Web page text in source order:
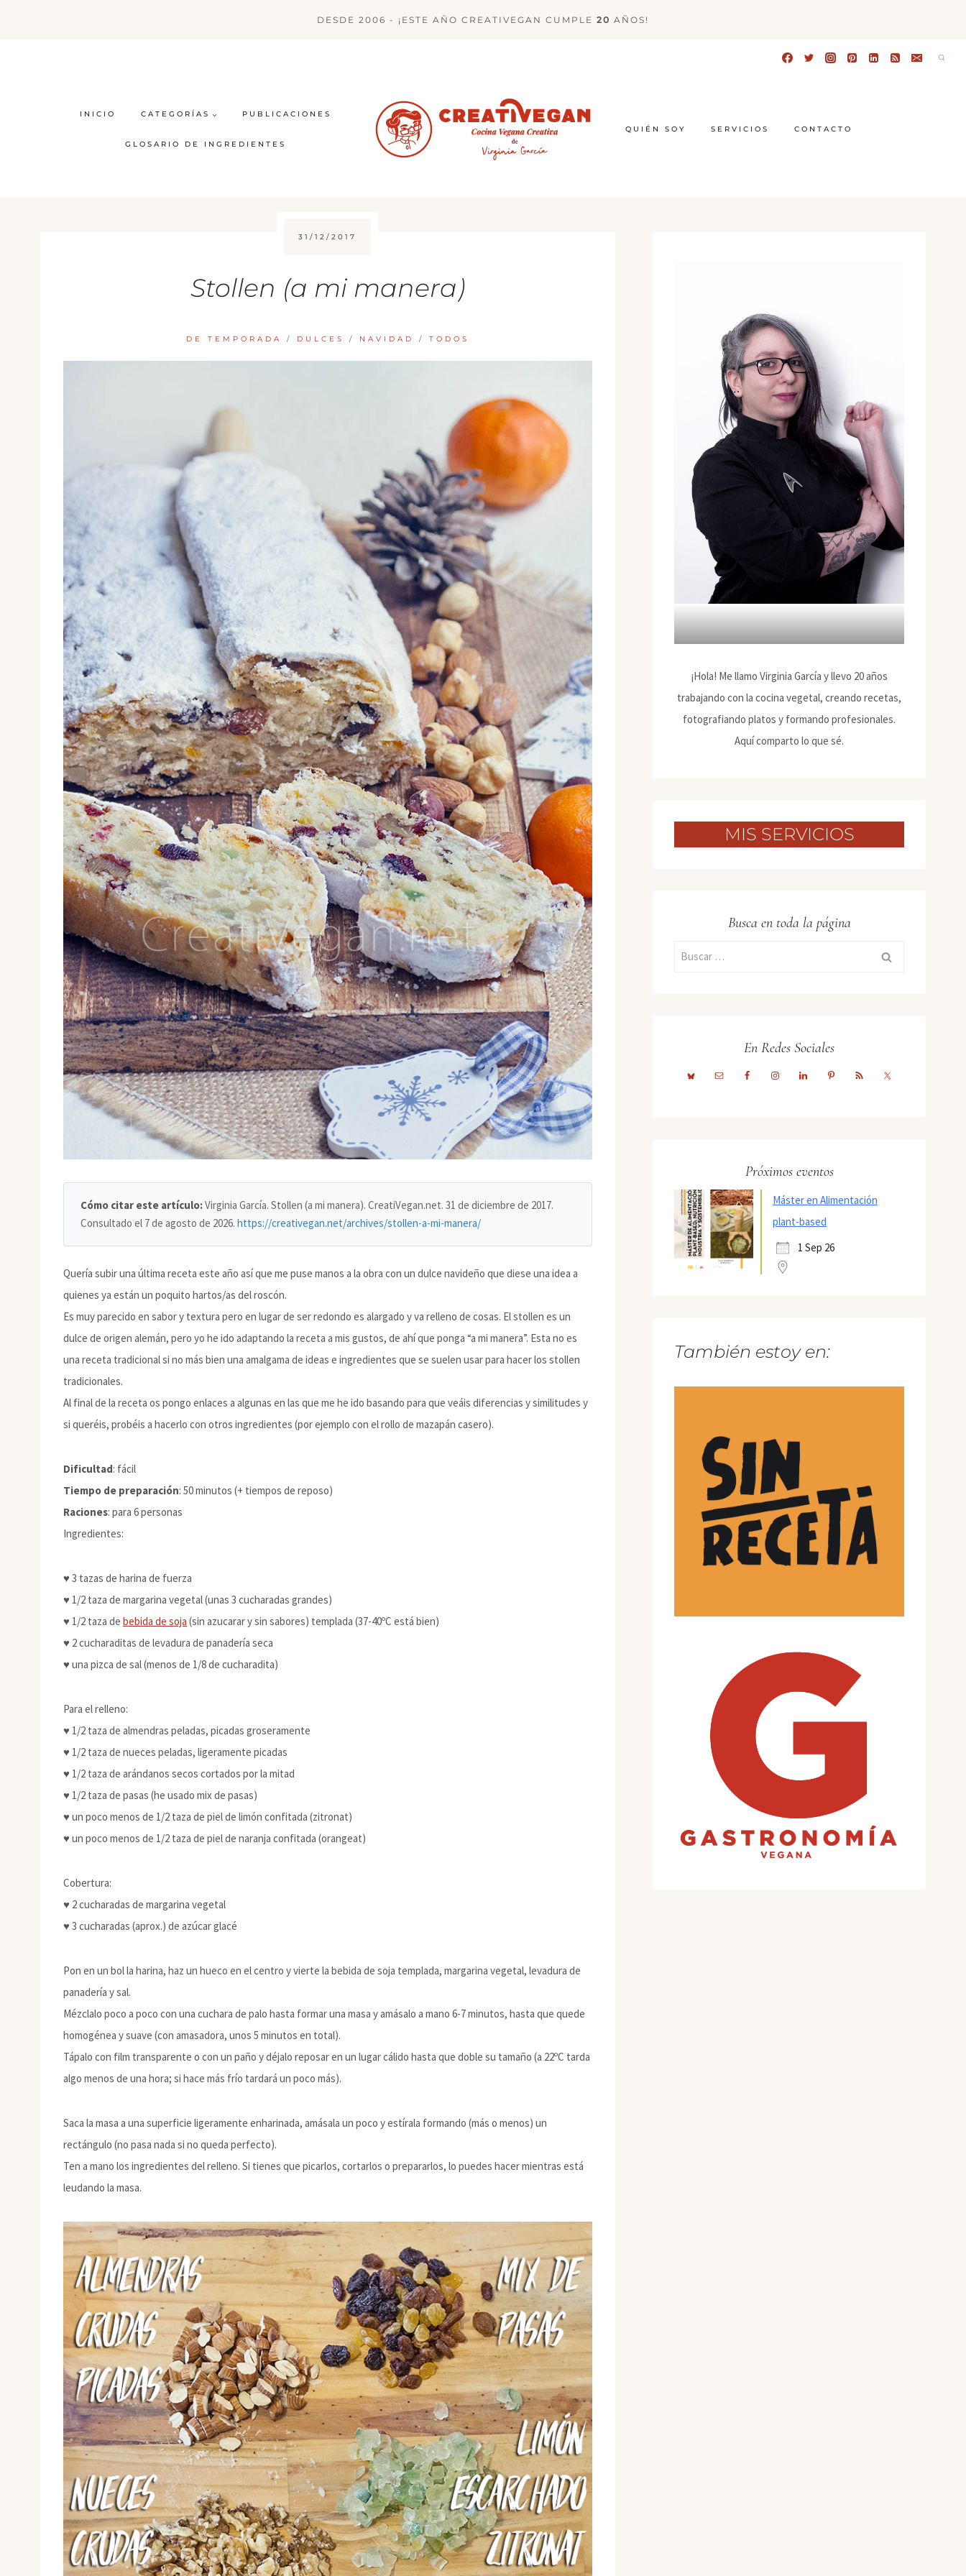
DESDE 2006 - ¡ESTE AÑO CREATIVEGAN CUMPLE 20 AÑOS!
INICIO CATEGORÍAS PUBLICACIONES
GLOSARIO DE INGREDIENTES
QUIÉN SOY SERVICIOS CONTACTO
31/12/2017
Stollen (a mi manera)
DE TEMPORADA / DULCES / NAVIDAD / TODOS
Cómo citar este artículo:Virginia García. Stollen (a mi manera). CreatiVegan.net. 31 de diciembre de 2017.
Consultado el 7 de agosto de 2026. https://creativegan.net/archives/stollen-a-mi-manera/
Quería subir una última receta este año así que me puse manos a la obra con un dulce navideño que diese una idea a
quienes ya están un poquito hartos/as del roscón.
Es muy parecido en sabor y textura pero en lugar de ser redondo es alargado y va relleno de cosas. El stollen es un
dulce de origen alemán, pero yo he ido adaptando la receta a mis gustos, de ahí que ponga “a mi manera”. Esta no es
una receta tradicional si no más bien una amalgama de ideas e ingredientes que se suelen usar para hacer los stollen
tradicionales.
Al final de la receta os pongo enlaces a algunas en las que me he ido basando para que veáis diferencias y similitudes y
si queréis, probéis a hacerlo con otros ingredientes (por ejemplo con el rollo de mazapán casero).
Dificultad: fácil
Tiempo de preparación: 50 minutos (+ tiempos de reposo)
Raciones: para 6 personas
Ingredientes:
♥ 3 tazas de harina de fuerza
♥ 1/2 taza de margarina vegetal (unas 3 cucharadas grandes)
♥ 1/2 taza de bebida de soja (sin azucarar y sin sabores) templada (37-40ºC está bien)
♥ 2 cucharaditas de levadura de panadería seca
♥ una pizca de sal (menos de 1/8 de cucharadita)
Para el relleno:
♥ 1/2 taza de almendras peladas, picadas groseramente
♥ 1/2 taza de nueces peladas, ligeramente picadas
♥ 1/2 taza de arándanos secos cortados por la mitad
♥ 1/2 taza de pasas (he usado mix de pasas)
♥ un poco menos de 1/2 taza de piel de limón confitada (zitronat)
♥ un poco menos de 1/2 taza de piel de naranja confitada (orangeat)
Cobertura:
♥ 2 cucharadas de margarina vegetal
♥ 3 cucharadas (aprox.) de azúcar glacé
Pon en un bol la harina, haz un hueco en el centro y vierte la bebida de soja templada, margarina vegetal, levadura de
panadería y sal.
Mézclalo poco a poco con una cuchara de palo hasta formar una masa y amásalo a mano 6-7 minutos, hasta que quede
homogénea y suave (con amasadora, unos 5 minutos en total).
Tápalo con film transparente o con un paño y déjalo reposar en un lugar cálido hasta que doble su tamaño (a 22ºC tarda
algo menos de una hora; si hace más frío tardará un poco más).
Saca la masa a una superficie ligeramente enharinada, amásala un poco y estírala formando (más o menos) un
rectángulo (no pasa nada si no queda perfecto).
Ten a mano los ingredientes del relleno. Si tienes que picarlos, cortarlos o prepararlos, lo puedes hacer mientras está
leudando la masa.
¡Hola! Me llamo Virginia García y llevo 20 años
trabajando con la cocina vegetal, creando recetas,
fotografiando platos y formando profesionales.
Aquí comparto lo que sé.
MIS SERVICIOS
Busca en toda la página
Buscar:
En Redes Sociales
Próximos eventos
Máster en Alimentación
plant-based
1 Sep 26
También estoy en: